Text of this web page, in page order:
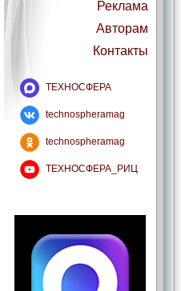
Реклама
Авторам
Контакты
ТЕХНОСФЕРА
technospheramag
technospheramag
ТЕХНОСФЕРА_РИЦ